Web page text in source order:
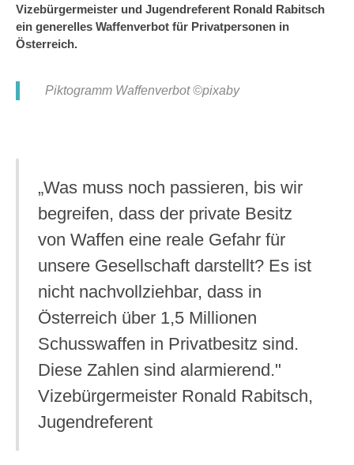
Vizebürgermeister und Jugendreferent Ronald Rabitsch
ein generelles Waffenverbot für Privatpersonen in
Österreich.
Piktogramm Waffenverbot ©pixaby
„Was muss noch passieren, bis wir
begreifen, dass der private Besitz
von Waffen eine reale Gefahr für
unsere Gesellschaft darstellt? Es ist
nicht nachvollziehbar, dass in
Österreich über 1,5 Millionen
Schusswaffen in Privatbesitz sind.
Diese Zahlen sind alarmierend."
Vizebürgermeister Ronald Rabitsch,
Jugendreferent